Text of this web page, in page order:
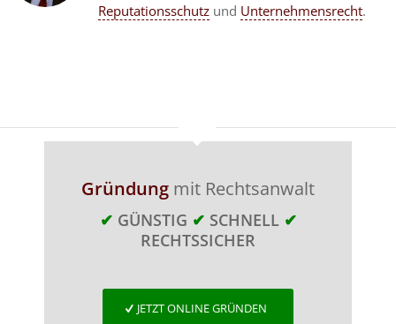
Reputationsschutz und Unternehmensrecht.
Gründung mit Rechtsanwalt
✔ GÜNSTIG ✔ SCHNELL ✔
RECHTSSICHER
JETZT ONLINE GRÜNDEN